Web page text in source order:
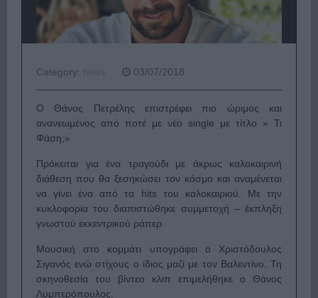
Category: News 03/07/2018
Ο Θάνος Πετρέλης επιστρέφει πιο ώριμος και
ανανεωμένος από ποτέ με νέο single με τίτλο » Τι
Φάση;»
Πρόκειται για ένα τραγούδι με άκρως καλοκαιρινή
διάθεση που θα ξεσηκώσει τον κόσμο και αναμένεται
να γίνει ένα από τα hits του καλοκαιριού. Με την
κυκλοφορία του διαπιστώθηκε συμμετοχή – έκπληξη
γνωστού εκκεντρικού ράπερ.
Μουσική στο κομμάτι υπογράφει ο Χριστόδουλος
Σιγανός ενώ στίχους ο ίδιος μαζί με τον Βαλεντίνο. Τη
σκηνοθεσία του βίντεο κλιπ επιμελήθηκε ο Θάνος
Λυμπερόπουλος.